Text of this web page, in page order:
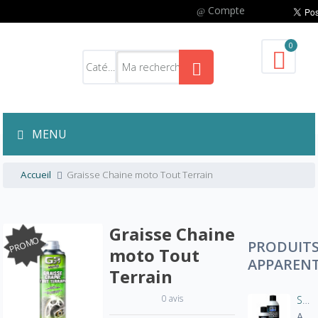
Compte
0
MENU
Accueil Graisse Chaine moto Tout Terrain
PROMO
Graisse Chaine
moto Tout
Terrain
0 avis
Super clean chain lube